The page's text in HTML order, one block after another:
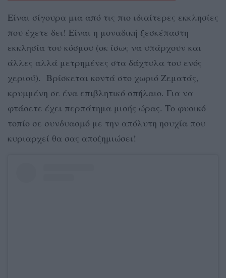
Είναι σίγουρα μια από τις πιο ιδιαίτερες εκκλησίες
που έχετε δει! Είναι η μοναδική ξεσκέπαστη
εκκλησία του κόσμου (οκ ίσως να υπάρχουν και
άλλες αλλά μετρημένες στα δάχτυλα του ενός
χεριού). Βρίσκεται κοντά στο χωριό Ζεματάς,
κρυμμένη σε ένα επιβλητικό σπήλαιο. Για να
φτάσετε έχει περπάτημα μισής ώρας. Το φυσικό
τοπίο σε συνδυασμό με την απόλυτη ησυχία που
κυριαρχεί θα σας αποζημιώσει!